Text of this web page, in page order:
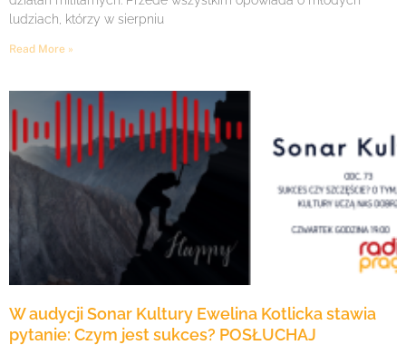
ludziach, którzy w sierpniu
Read More »
W audycji Sonar Kultury Ewelina Kotlicka stawia
pytanie: Czym jest sukces? POSŁUCHAJ